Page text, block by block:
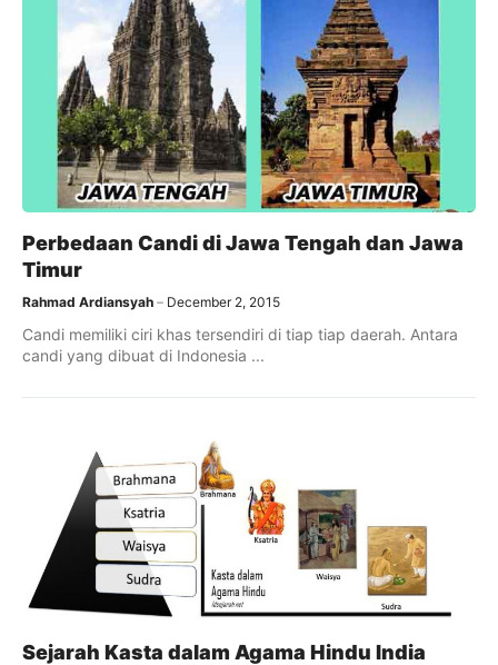
Perbedaan Candi di Jawa Tengah dan Jawa
Timur
Rahmad Ardiansyah December 2, 2015
Candi memiliki ciri khas tersendiri di tiap tiap daerah. Antara
candi yang dibuat di Indonesia ...
Sejarah Kasta dalam Agama Hindu India